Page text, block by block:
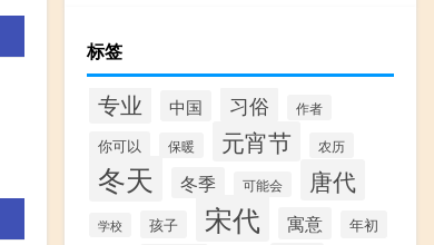
标签
专业 中国 习俗 作者
你可以 保暖 元宵节 农历
冬天 冬季 可能会 唐代
学校 孩子 宋代 寓意 年初